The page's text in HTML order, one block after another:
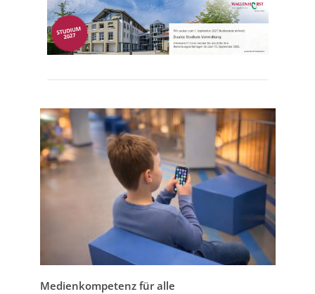
Medienkompetenz für alle